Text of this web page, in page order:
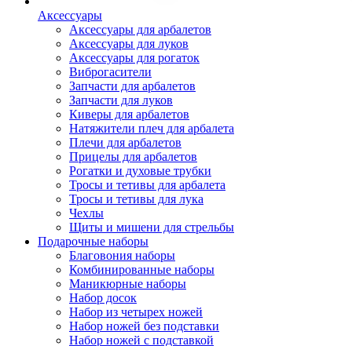
Аксессуары
Аксессуары для арбалетов
Аксессуары для луков
Аксессуары для рогаток
Виброгасители
Запчасти для арбалетов
Запчасти для луков
Киверы для арбалетов
Натяжители плеч для арбалета
Плечи для арбалетов
Прицелы для арбалетов
Рогатки и духовые трубки
Тросы и тетивы для арбалета
Тросы и тетивы для лука
Чехлы
Щиты и мишени для стрельбы
Подарочные наборы
Благовония наборы
Комбинированные наборы
Маникюрные наборы
Набор досок
Набор из четырех ножей
Набор ножей без подставки
Набор ножей с подставкой